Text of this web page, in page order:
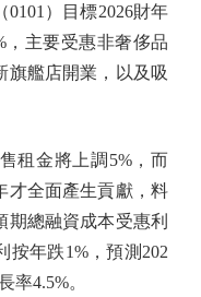
）目標2026財年
，主要受惠非奢侈品
旗艦店開業，以及吸
金將上調5%，而
才全面產生貢獻，料
期總融資成本受惠利
按年跌1%，預測202
率4.5%。